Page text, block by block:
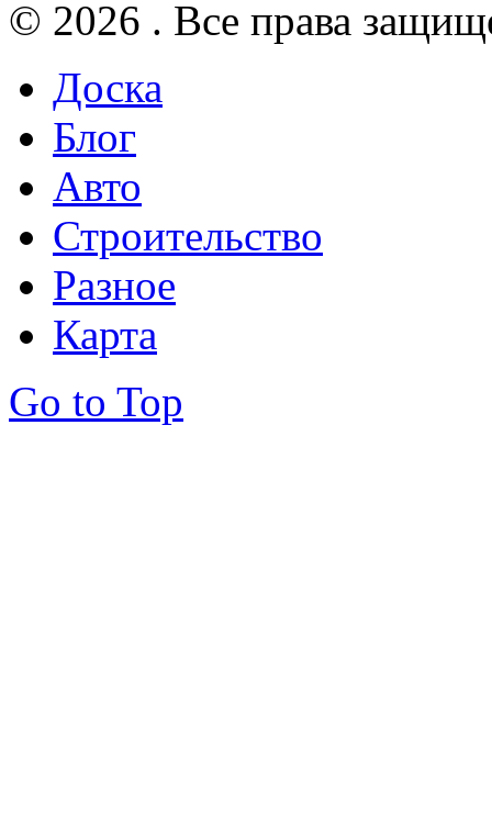
© 2026 . Все права
Доска
Блог
Авто
Строительство
Разное
Карта
Go to Top